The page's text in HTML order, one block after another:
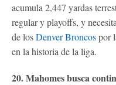
acumula 2,447 yardas
regular y playoffs, y
de losDenver Broncospor
en la historia de la liga.
20. Mahomes busca